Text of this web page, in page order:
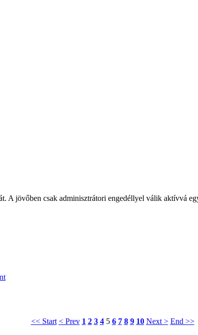
A jövőben csak adminisztrátori engedéllyel válik aktívvá
<< Start < Prev 1 2 3 4 5 6 7 8 9 10 Next > End >>